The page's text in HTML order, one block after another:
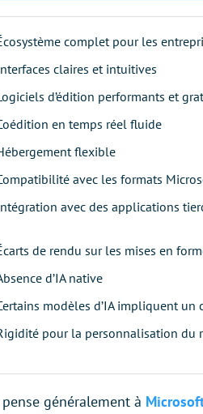
complet pour les
claires et intuitives
d’édition performants et
en temps réel fluide
flexible
avec les formats
avec des applications
de rendu sur les mises en
d’IA native
modèles d’IA impliquent
pour la personnalisation du
généralement à